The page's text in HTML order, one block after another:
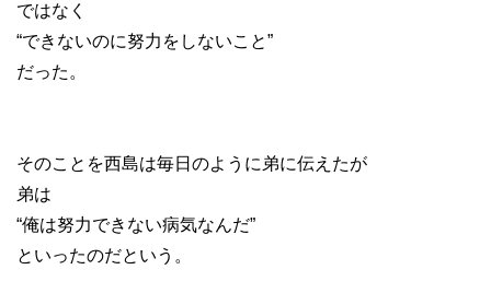
ではなく
“できないのに努力をしないこと”
だった。
そのことを西島は毎日のように弟に伝えたが
弟は
“俺は努力できない病気なんだ”
といったのだという。